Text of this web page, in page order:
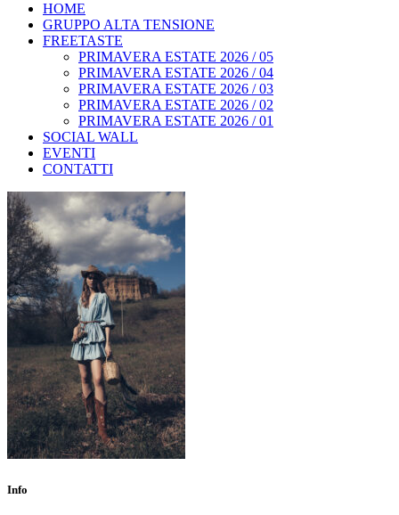
HOME
GRUPPO ALTA TENSIONE
FREETASTE
PRIMAVERA ESTATE 2026 / 05
PRIMAVERA ESTATE 2026 / 04
PRIMAVERA ESTATE 2026 / 03
PRIMAVERA ESTATE 2026 / 02
PRIMAVERA ESTATE 2026 / 01
SOCIAL WALL
EVENTI
CONTATTI
Info